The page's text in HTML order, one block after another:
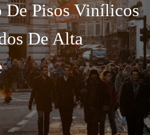
De Pisos Vinílicos
De Alta